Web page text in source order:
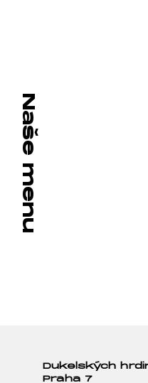
Naše menu
Dukelských
Praha 7